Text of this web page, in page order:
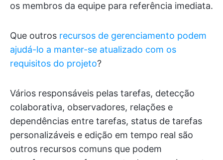
os membros da equipe para referência imediata.
Que outros recursos de gerenciamento podem
ajudá-lo a manter-se atualizado com os
requisitos do projeto?
Vários responsáveis pelas tarefas, detecção
colaborativa, observadores, relações e
dependências entre tarefas, status de tarefas
personalizáveis e edição em tempo real são
outros recursos comuns que podem